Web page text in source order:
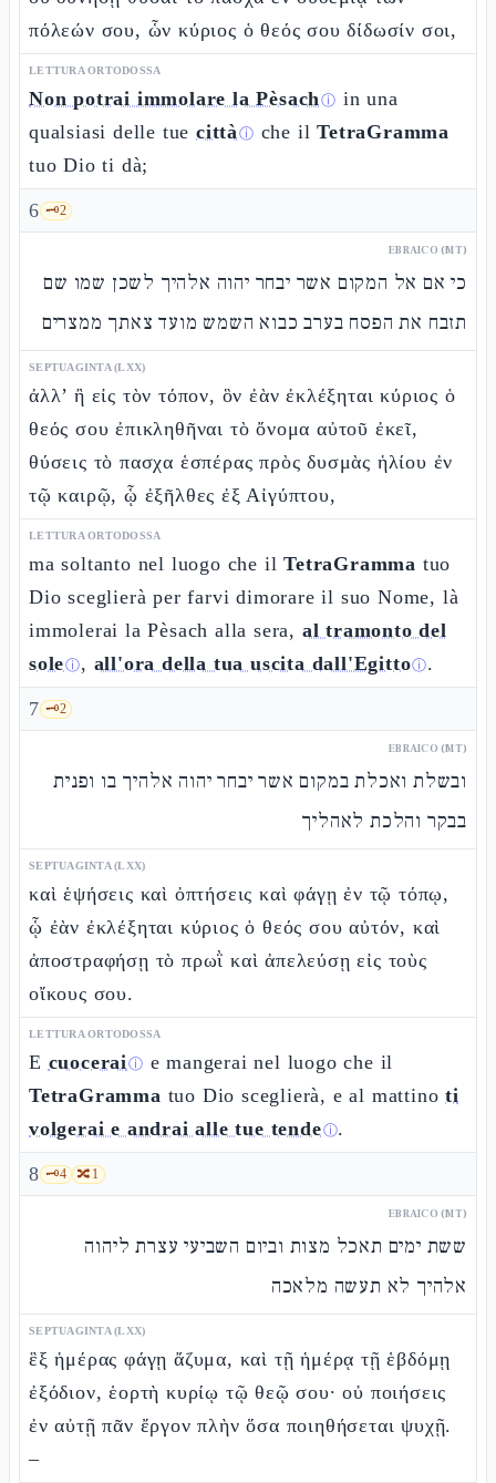
πόλεών σου, ὧν κύριος ὁ θεός σου δίδωσίν σοι,
LETTURA ORTODOSSA
Non potrai immolare la Pèsachⓘ in una
qualsiasi delle tuecittàⓘ che ilTetraGramma
tuo Dio ti dà;
6 🗝️2
EBRAICO (MT)
כי אם אל המקום אשר יבחר יהוה אלהיך לשכן שמו שם
תזבח את הפסח בערב כבוא השמש מועד צאתך ממצרים
SEPTUAGINTA (LXX)
ἀλλ’ ἢ εἰς τὸν τόπον, ὃν ἐὰν ἐκλέξηται κύριος ὁ
θεός σου ἐπικληθῆναι τὸ ὄνομα αὐτοῦ ἐκεῖ,
θύσεις τὸ πασχα ἑσπέρας πρὸς δυσμὰς ἡλίου ἐν
τῷ καιρῷ, ᾧ ἐξῆλθες ἐξ Αἰγύπτου,
LETTURA ORTODOSSA
ma soltanto nel luogo che ilTetraGramma tuo
Dio sceglierà per farvi dimorare il suo Nome, là
immolerai la Pèsach alla sera, al tramonto del
soleⓘ, all'ora della tua uscita dall'Egittoⓘ.
7 🗝️2
EBRAICO (MT)
ובשלת ואכלת במקום אשר יבחר יהוה אלהיך בו ופנית
בבקר והלכת לאהליך
SEPTUAGINTA (LXX)
καὶ ἑψήσεις καὶ ὀπτήσεις καὶ φάγῃ ἐν τῷ τόπῳ,
ᾧ ἐὰν ἐκλέξηται κύριος ὁ θεός σου αὐτόν, καὶ
ἀποστραφήσῃ τὸ πρωῒ καὶ ἀπελεύσῃ εἰς τοὺς
οἴκους σου.
LETTURA ORTODOSSA
E cuoceraiⓘ e mangerai nel luogo che il
TetraGramma tuo Dio sceglierà, e al mattinoti
volgerai e andrai alle tue tendeⓘ.
8 🗝️4 🔀1
EBRAICO (MT)
ששת ימים תאכל מצות וביום השביעי עצרת ליהוה
אלהיך לא תעשה מלאכה
SEPTUAGINTA (LXX)
ἓξ ἡμέρας φάγῃ ἄζυμα, καὶ τῇ ἡμέρᾳ τῇ ἑβδόμῃ
ἐξόδιον, ἑορτὴ κυρίῳ τῷ θεῷ σου· οὐ ποιήσεις
ἐν αὐτῇ πᾶν ἔργον πλὴν ὅσα ποιηθήσεται ψυχῇ.
–